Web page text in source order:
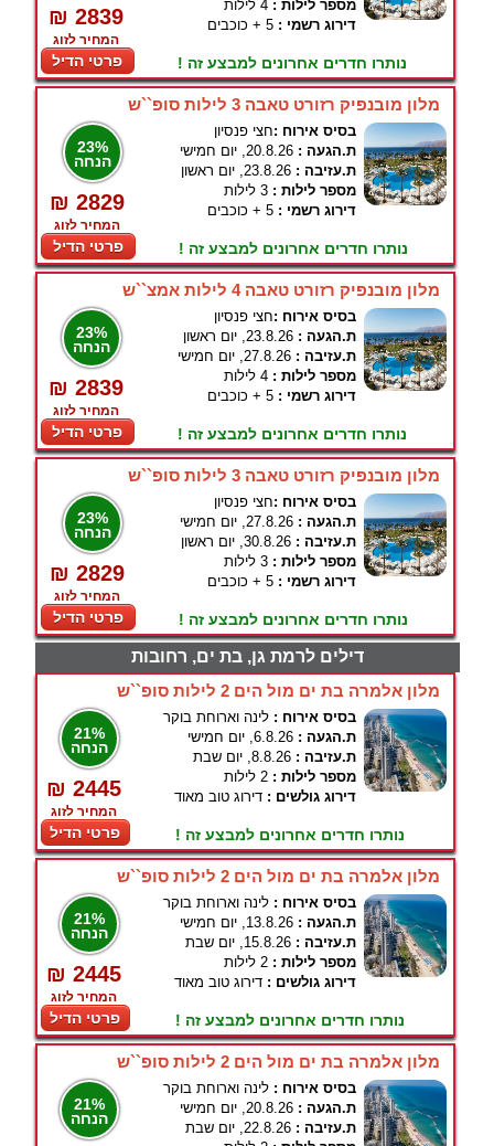
₪ 2839
המחיר לזוג
פרטי הדיל
מספר לילות : 4 לילות
דירוג רשמי : 5 + כוכבים
נותרו חדרים אחרונים למבצע זה !
מלון מובנפיק רזורט טאבה 3 לילות סופ``ש
23%
הנחה
₪ 2829
המחיר לזוג
פרטי הדיל
בסיס אירוח :חצי פנסיון
ת.הגעה : 20.8.26, יום חמישי
ת.עזיבה : 23.8.26, יום ראשון
מספר לילות : 3 לילות
דירוג רשמי : 5 + כוכבים
נותרו חדרים אחרונים למבצע זה !
מלון מובנפיק רזורט טאבה 4 לילות אמצ``ש
23%
הנחה
₪ 2839
המחיר לזוג
פרטי הדיל
בסיס אירוח :חצי פנסיון
ת.הגעה : 23.8.26, יום ראשון
ת.עזיבה : 27.8.26, יום חמישי
מספר לילות : 4 לילות
דירוג רשמי : 5 + כוכבים
נותרו חדרים אחרונים למבצע זה !
מלון מובנפיק רזורט טאבה 3 לילות סופ``ש
23%
הנחה
₪ 2829
המחיר לזוג
פרטי הדיל
בסיס אירוח :חצי פנסיון
ת.הגעה : 27.8.26, יום חמישי
ת.עזיבה : 30.8.26, יום ראשון
מספר לילות : 3 לילות
דירוג רשמי : 5 + כוכבים
נותרו חדרים אחרונים למבצע זה !
דילים לרמת גן, בת ים, רחובות
מלון אלמרה בת ים מול הים 2 לילות סופ``ש
21%
הנחה
₪ 2445
המחיר לזוג
פרטי הדיל
בסיס אירוח : לינה וארוחת בוקר
ת.הגעה : 6.8.26, יום חמישי
ת.עזיבה : 8.8.26, יום שבת
מספר לילות : 2 לילות
דירוג גולשים : דירוג טוב מאוד
נותרו חדרים אחרונים למבצע זה !
מלון אלמרה בת ים מול הים 2 לילות סופ``ש
21%
הנחה
₪ 2445
המחיר לזוג
פרטי הדיל
בסיס אירוח : לינה וארוחת בוקר
ת.הגעה : 13.8.26, יום חמישי
ת.עזיבה : 15.8.26, יום שבת
מספר לילות : 2 לילות
דירוג גולשים : דירוג טוב מאוד
נותרו חדרים אחרונים למבצע זה !
מלון אלמרה בת ים מול הים 2 לילות סופ``ש
21%
הנחה
בסיס אירוח : לינה וארוחת בוקר
ת.הגעה : 20.8.26, יום חמישי
ת.עזיבה : 22.8.26, יום שבת